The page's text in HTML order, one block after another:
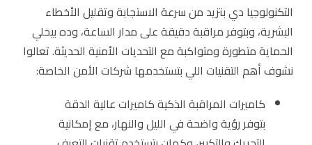
التكنولوجيا دي بتزيد من سرعة الاستجابة وتقليل الأخطاء
البشرية، وبتوفر مراقبة دقيقة على مدار الساعة، وده بيخلي
الحماية متطورة ومتواكبة مع التحديات الأمنية الحديثة. تعالوا
نشوف أهم التقنيات اللي بتستخدمها شركات الأمن الخاصة:
كاميرات المراقبة الذكية كاميرات عالية الدقة
بتوفر رؤية واضحة في الليل والنهار، مع إمكانية